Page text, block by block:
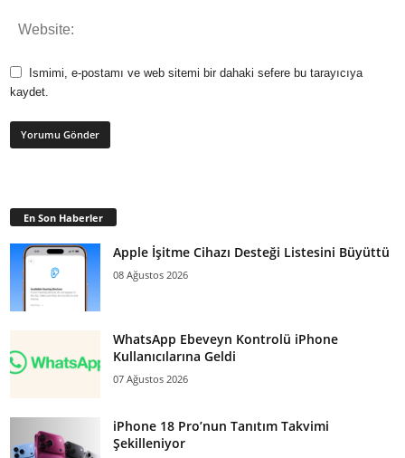
Ismimi, e-postamı ve web sitemi bir dahaki sefere bu tarayıcıya
kaydet.
En Son Haberler
Apple İşitme Cihazı Desteği Listesini Büyüttü
08 Ağustos 2026
WhatsApp Ebeveyn Kontrolü iPhone
Kullanıcılarına Geldi
07 Ağustos 2026
iPhone 18 Pro’nun Tanıtım Takvimi
Şekilleniyor